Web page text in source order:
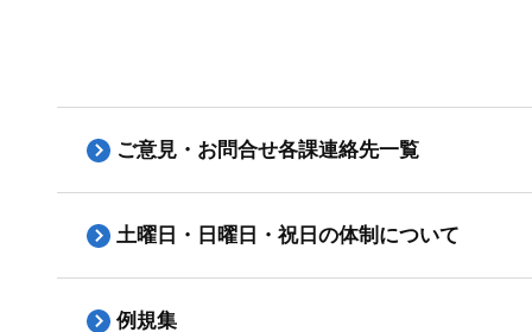
ご意見・お問合せ各課連絡先一覧
土曜日・日曜日・祝日の体制について
例規集